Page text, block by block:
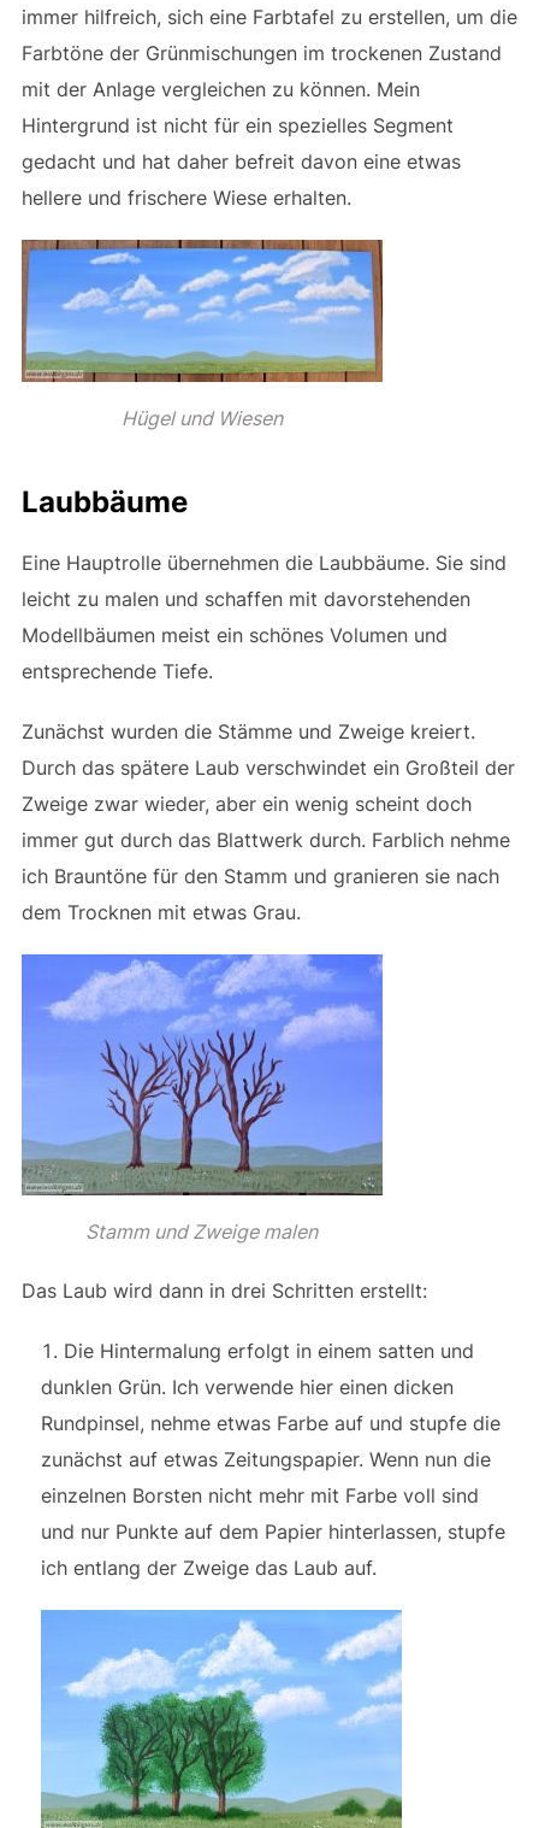
immer hilfreich, sich eine Farbtafel zu erstellen, um die
Farbtöne der Grünmischungen im trockenen Zustand
mit der Anlage vergleichen zu können. Mein
Hintergrund ist nicht für ein spezielles Segment
gedacht und hat daher befreit davon eine etwas
hellere und frischere Wiese erhalten.
Hügel und Wiesen
Laubbäume
Eine Hauptrolle übernehmen die Laubbäume. Sie sind
leicht zu malen und schaffen mit davorstehenden
Modellbäumen meist ein schönes Volumen und
entsprechende Tiefe.
Zunächst wurden die Stämme und Zweige kreiert.
Durch das spätere Laub verschwindet ein Großteil der
Zweige zwar wieder, aber ein wenig scheint doch
immer gut durch das Blattwerk durch. Farblich nehme
ich Brauntöne für den Stamm und granieren sie nach
dem Trocknen mit etwas Grau.
Stamm und Zweige malen
Das Laub wird dann in drei Schritten erstellt:
Die Hintermalung erfolgt in einem satten und
dunklen Grün. Ich verwende hier einen dicken
Rundpinsel, nehme etwas Farbe auf und stupfe die
zunächst auf etwas Zeitungspapier. Wenn nun die
einzelnen Borsten nicht mehr mit Farbe voll sind
und nur Punkte auf dem Papier hinterlassen, stupfe
ich entlang der Zweige das Laub auf.